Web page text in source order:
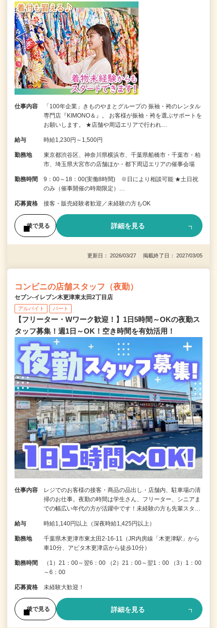
仕事内容
「100年企業」きものやまとグループの 振袖・袴のレンタル
専門店『KIMONO＆』。 お客様が振袖・袴を選ぶサポートを
お願いします。 ★店舗や周辺エリアで行われ…
給与 時給1,230円～1,500円
勤務地
東京都渋谷区、神奈川県横浜市、千葉県船橋市・千葉市・柏
市、埼玉県大宮市の店舗ほか・都下周辺エリアの催事会場
勤務時間
9：00～18：00(実働8時間) ※日により相談可能 ★土日祝
のみ（催事開催の時期限定）…
応募資格 接客・販売経験者歓迎／未経験の方もOK
後で見る 詳細を見る
更新日： 2026/03/27 掲載終了日： 2027/03/05
コンビニの店舗スタッフ（夜勤）
セブン‐イレブン木更津東太田2丁目店
アルバイト パート
【フリーター・Wワーク歓迎！】1日5時間～OKの夜勤ス
タッフ募集！週1日～OK！空き時間を有効活用！
仕事内容
レジでのお客様の接客・商品の品出し・店舗内、駐車場の清
掃のお仕事。夜勤の時間は学生さん、フリーター、シニアま
での幅広い年代の方が活躍中です！未経験の方も先輩スタ…
給与 時給1,140円以上（深夜時給1,425円以上）
勤務地
千葉県木更津市東太田2-16-11（JR内房線「木更津駅」から
車10分、アピタ木更津店から徒歩10分）
勤務時間
（1）21：00～翌6：00 （2）21：00～翌1：00 （3）1：00
～6：00
応募資格 未経験大歓迎！
後で見る 詳細を見る